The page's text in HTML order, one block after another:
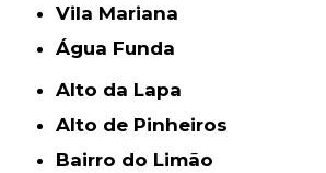
Vila Mariana
Água Funda
Alto da Lapa
Alto de Pinheiros
Bairro do Limão